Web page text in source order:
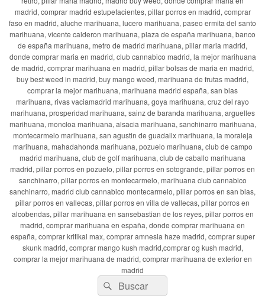
madrid, comprar madrid estupefacientes, pillar porros en madrid, comprar
faso en madrid, aluche marihuana, lucero marihuana, paseo ermita del santo
marihuana, vicente calderon marihuana, plaza de españa marihuana, banco
de españa marihuana, metro de madrid marihuana, pillar maria madrid,
donde comprar maria en madrid, club cannabico madrid, la mejor marihuana
de madrid, comprar marihuana en madrid, pillar bolsas de maria en madrid,
buy best weed in madrid, buy mango weed, marihuana de frutas madrid,
comprar la mejor marihuana, marihuana madrid españa, san blas
marihuana, rivas vaciamadrid marihuana, goya marihuana, cruz del rayo
marihuana, prosperidad marihuana, sainz de baranda marihuana, arguelles
marihuana, moncloa marihuana, alsacia marihuana, sanchinarro marihuana,
montecarmelo marihuana, san agustin de guadalix marihuana, la moraleja
marihuana, mahadahonda marihuana, pozuelo marihuana, club de campo
madrid marihuana, club de golf marihuana, club de caballo marihuana
madrid, pillar porros en pozuelo, pillar porros en sotogrande, pillar porros en
sanchinarro, pillar porros en montecarmelo, marihuana club cannabico
sanchinarro, madrid club cannabico montecarmelo, pillar porros en san blas,
pillar porros en vallecas, pillar porros en villa de vallecas, pillar porros en
alcobendas, pillar marihuana en sansebastian de los reyes, pillar porros en
madrid, comprar marihuana en españa, donde comprar marihuana en
españa, comprar kritikal max, comprar amnesia haze madrid, comprar super
skunk madrid, comprar mango kush madrid,comprar og kush madrid,
comprar la mejor marihuana de madrid, comprar marihuana de exterior en
madrid
Buscar
por:
Buscar